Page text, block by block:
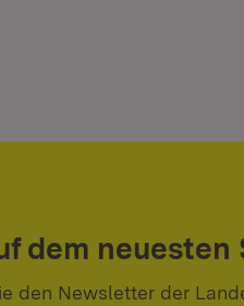
dem neuesten
den Newsletter der